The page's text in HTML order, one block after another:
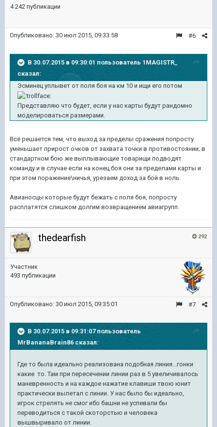
4 242 публикации
#6
Опубликовано: 30 июл 2015, 09:33:58
В 30.07.2015 в 09:30:01 пользователь 1MAGISTR_
сказал:
Эсминец уплывет от поля боя на км 10 и ищи его потом
Представляю что будет, если у нас карты будут рандомно
моделироваться размерами.
Всё решается тем, что выход за пределы сражения попросту
уменьшает прирост очков от захвата точки в противостоянии; в
стандартном бою же выплывающие товарищи подводят
команду и в случае если на конец боя они за пределами карты и
при этом поражение\ничья, урезаем доход за бой в ноль.
Авианосцы которые будут бежать с поля боя, попросту
расплатятся слишком долгим возвращением авиагрупп.
292
thedearfish
Участник
493 публикации
#7
Опубликовано: 30 июл 2015, 09:35:01
В 30.07.2015 в 09:31:07 пользователь
MrBananaBrain86 сказал:
Где то была идеально реализована подобная линия...гонки
какие то. Там при пересечении линии раз в 5 увеличивалось
маневренность и на каждое нажатие клавиши твою юнит
практически вылетал с линии. У нас было бы идеально,
игрок стрелять не смог ибо башни не успевали бы
переводиться с такой скоторстью и человека
вышвыривало от линии.